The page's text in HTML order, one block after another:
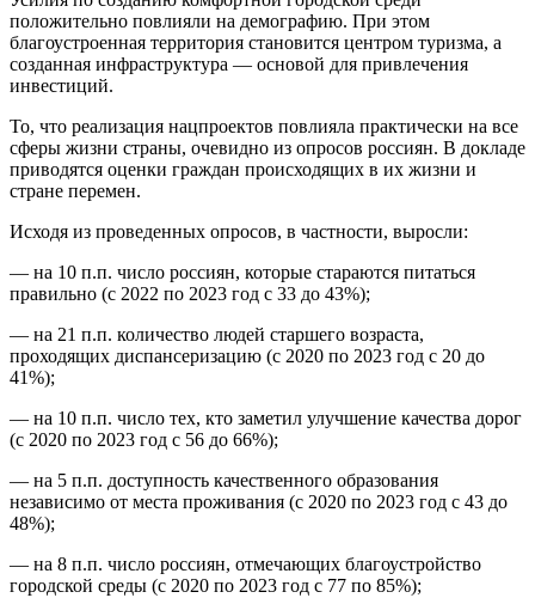
положительно повлияли на демографию. При этом
благоустроенная территория становится центром туризма, а
созданная инфраструктура — основой для привлечения
инвестиций.
То, что реализация нацпроектов повлияла практически на все
сферы жизни страны, очевидно из опросов россиян. В докладе
приводятся оценки граждан происходящих в их жизни и
стране перемен.
Исходя из проведенных опросов, в частности, выросли:
— на 10 п.п. число россиян, которые стараются питаться
правильно (с 2022 по 2023 год с 33 до 43%);
— на 21 п.п. количество людей старшего возраста,
проходящих диспансеризацию (с 2020 по 2023 год с 20 до
41%);
— на 10 п.п. число тех, кто заметил улучшение качества дорог
(с 2020 по 2023 год с 56 до 66%);
— на 5 п.п. доступность качественного образования
независимо от места проживания (с 2020 по 2023 год с 43 до
48%);
— на 8 п.п. число россиян, отмечающих благоустройство
городской среды (с 2020 по 2023 год с 77 по 85%);